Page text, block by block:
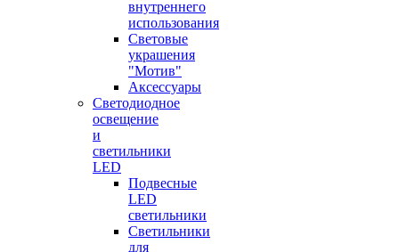
внутреннего
использования
Световые
украшения
"Мотив"
Аксессуары
Светодиодное
освещение
и
светильники
LED
Подвесные
LED
светильники
Светильники
для